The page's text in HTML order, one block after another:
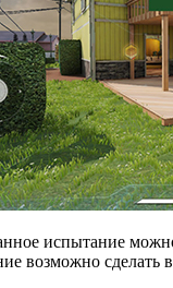
испытание
возможно сделать